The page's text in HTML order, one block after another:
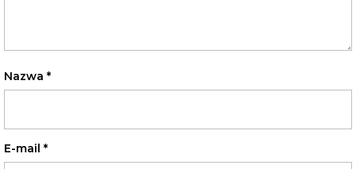
Nazwa *
E-mail *